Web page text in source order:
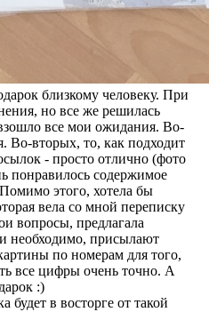
близкому человеку. При
но все же решилась
все мои ожидания. Во-
Во-вторых, то, как подходит
- просто отлично (фото
понравилось содержимое
этого, хотела бы
вела со мной переписку
вопросы, предлагала
необходимо, присылают
по номерам для того,
все цифры очень точно. А
:)
в восторге от такой